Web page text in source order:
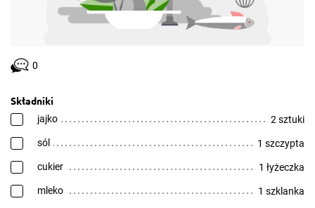
0
Składniki
jajko 2 sztuki
sól 1 szczypta
cukier 1 łyżeczka
mleko 1 szklanka